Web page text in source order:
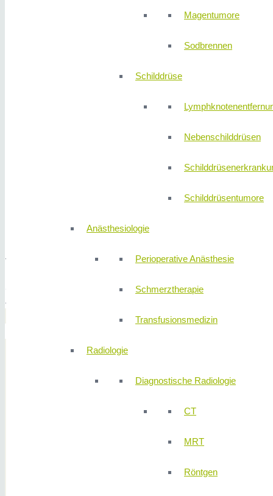
Magentumore
Sodbrennen
Schilddrüse
Nebenschilddrüsen
Schilddrüsentumore
Anästhesiologie
Perioperative Anästhesie
Schmerztherapie
Transfusionsmedizin
Radiologie
Diagnostische Radiologie
CT
MRT
Röntgen
E-Mail-Adresse
YouTube
Xing